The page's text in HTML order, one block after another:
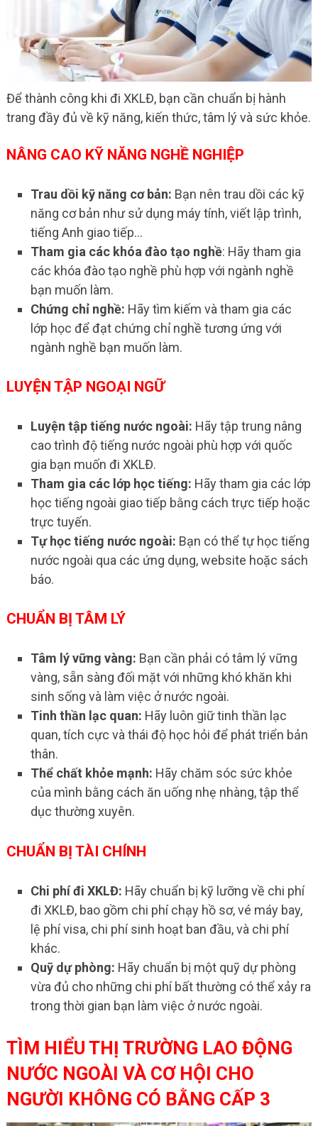
Để thành công khi đi XKLĐ, bạn cần chuẩn bị hành
trang đầy đủ về kỹ năng, kiến thức, tâm lý và sức khỏe.
NÂNG CAO KỸ NĂNG NGHỀ NGHIỆP
Trau dồi kỹ năng cơ bản: Bạn nên trau dồi các kỹ
năng cơ bản như sử dụng máy tính, viết lập trình,
tiếng Anh giao tiếp…
Tham gia các khóa đào tạo nghề: Hãy tham gia
các khóa đào tạo nghề phù hợp với ngành nghề
bạn muốn làm.
Chứng chỉ nghề: Hãy tìm kiếm và tham gia các
lớp học để đạt chứng chỉ nghề tương ứng với
ngành nghề bạn muốn làm.
LUYỆN TẬP NGOẠI NGỮ
Luyện tập tiếng nước ngoài: Hãy tập trung nâng
cao trình độ tiếng nước ngoài phù hợp với quốc
gia bạn muốn đi XKLĐ.
Tham gia các lớp học tiếng: Hãy tham gia các lớp
học tiếng ngoài giao tiếp bằng cách trực tiếp hoặc
trực tuyến.
Tự học tiếng nước ngoài: Bạn có thể tự học tiếng
nước ngoài qua các ứng dụng, website hoặc sách
báo.
CHUẨN BỊ TÂM LÝ
Tâm lý vững vàng: Bạn cần phải có tâm lý vững
vàng, sẵn sàng đối mặt với những khó khăn khi
sinh sống và làm việc ở nước ngoài.
Tinh thần lạc quan: Hãy luôn giữ tinh thần lạc
quan, tích cực và thái độ học hỏi để phát triển bản
thân.
Thể chất khỏe mạnh: Hãy chăm sóc sức khỏe
của mình bằng cách ăn uống nhẹ nhàng, tập thể
dục thường xuyên.
CHUẨN BỊ TÀI CHÍNH
Chi phí đi XKLĐ: Hãy chuẩn bị kỹ lưỡng về chi phí
đi XKLĐ, bao gồm chi phí chạy hồ sơ, vé máy bay,
lệ phí visa, chi phí sinh hoạt ban đầu, và chi phí
khác.
Quỹ dự phòng: Hãy chuẩn bị một quỹ dự phòng
vừa đủ cho những chi phí bất thường có thể xảy ra
trong thời gian bạn làm việc ở nước ngoài.
TÌM HIỂU THỊ TRƯỜNG LAO ĐỘNG
NƯỚC NGOÀI VÀ CƠ HỘI CHO
NGƯỜI KHÔNG CÓ BẰNG CẤP 3